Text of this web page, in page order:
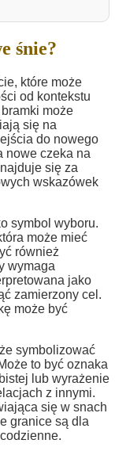
śnie?
które może
od kontekstu
może
się na
do nowego
nowe czeka na
się za
wskazówek
symbol wyboru.
może mieć
również
wymaga
jako
zamierzony cel.
może być
symbolizować
to być oznaka
lub wyrażenie
z innymi.
się w snach
granice są dla